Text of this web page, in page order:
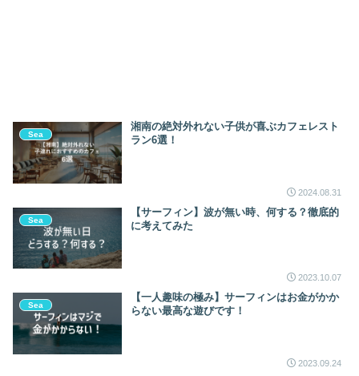
Sea
湘南の絶対外れない子供が喜ぶカフェレスト
ラン6選！
2024.08.31
Sea
【サーフィン】波が無い時、何する？徹底的
に考えてみた
2023.10.07
Sea
【一人趣味の極み】サーフィンはお金がかか
らない最高な遊びです！
2023.09.24